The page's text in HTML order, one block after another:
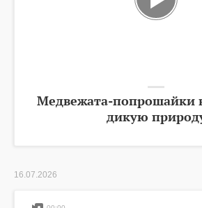
Медвежата-попрошайки
дикую
16.07.2026